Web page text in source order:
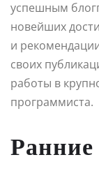
успешным
новейших
и
своих
работы в
программиста.